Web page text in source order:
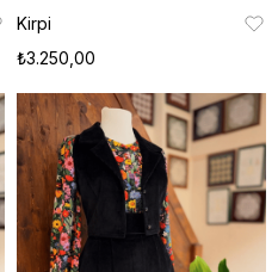
Kirpi
₺3.250,00